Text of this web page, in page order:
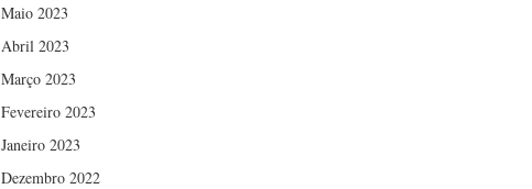
Maio 2023
Abril 2023
Março 2023
Fevereiro 2023
Janeiro 2023
Dezembro 2022